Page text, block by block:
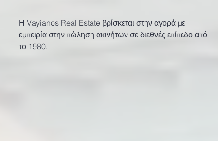
Η Vayianos Real Estate βρίσκεται στην αγορά με
εμπειρία στην πώληση ακινήτων σε διεθνές επίπεδο από
το 1980.